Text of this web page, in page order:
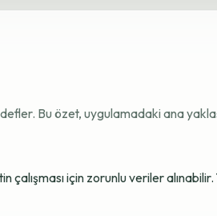
Bu özet, uygulamadaki ana
için zorunlu veriler